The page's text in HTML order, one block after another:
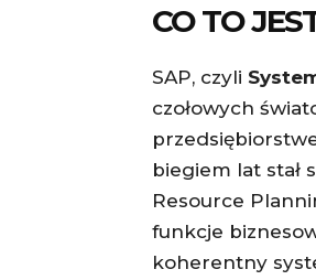
CO TO
SAP, czyli
czołowych
biegiem lat stał
Resource
funkcje
koherentny